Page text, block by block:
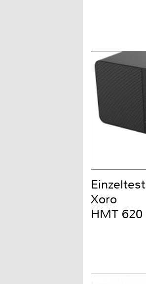
Einzeltest
Xoro
HMT 620